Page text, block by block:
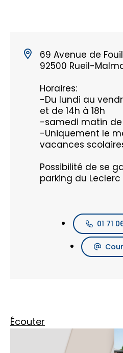
69 Avenue de
92500 Rueil-
Horaires:
-Du lundi au
et de 14h à 18h
-samedi matin de
-Uniquement le
vacances
Possibilité de se
parking du Leclerc
01 71
Écouter